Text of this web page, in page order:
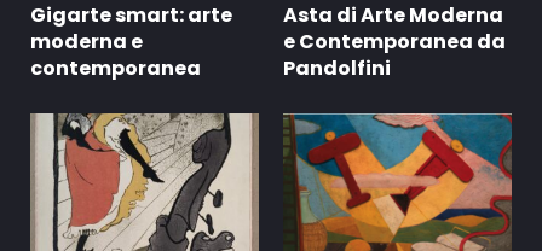
Gigarte smart: arte
moderna e
contemporanea
Asta di Arte Moderna
e Contemporanea da
Pandolfini